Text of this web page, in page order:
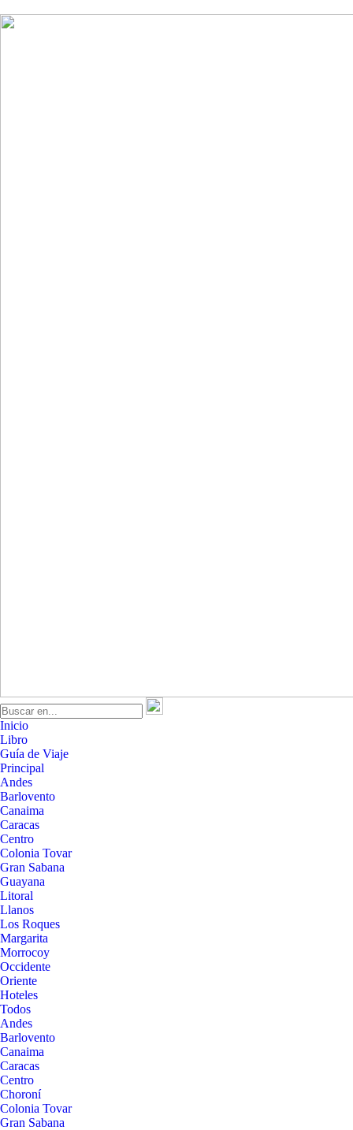
Inicio
Libro
Guía de Viaje
Principal
Andes
Barlovento
Canaima
Caracas
Centro
Colonia Tovar
Gran Sabana
Guayana
Litoral
Llanos
Los Roques
Margarita
Morrocoy
Occidente
Oriente
Hoteles
Todos
Andes
Barlovento
Canaima
Caracas
Centro
Choroní
Colonia Tovar
Gran Sabana